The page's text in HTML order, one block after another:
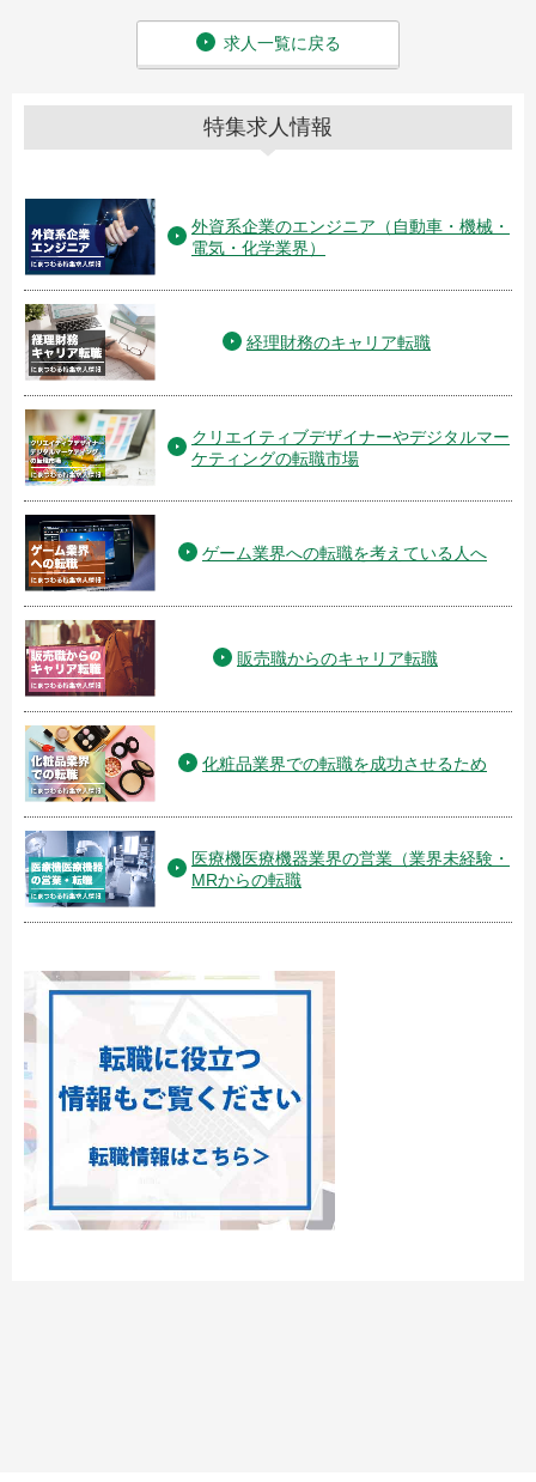
求人一覧に戻る
特集求人情報
外資系企業のエンジニア（自動車・機械・
電気・化学業界）
経理財務のキャリア転職
クリエイティブデザイナーやデジタルマー
ケティングの転職市場
ゲーム業界への転職を考えている人へ
販売職からのキャリア転職
化粧品業界での転職を成功させるため
医療機医療機器業界の営業（業界未経験・
MRからの転職